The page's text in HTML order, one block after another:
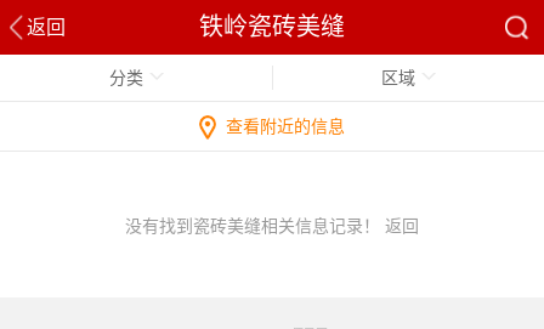
返回 铁岭瓷砖美缝
分类 区域
查看附近的信息
没有找到瓷砖美缝相关信息记录！ 返回